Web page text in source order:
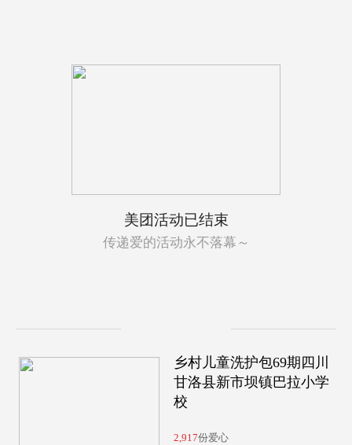
美团活动已结束
传递爱的活动永不落幕～
乡村儿童洗护包69期四川
甘洛县新市坝镇巴拉小学
校
2,917份爱心